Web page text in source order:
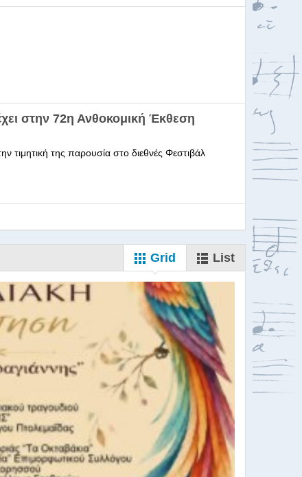
στην 72η Ανθοκομική Έκθεση
τιμητική της παρουσία στο διεθνές Φεστιβάλ
Grid List